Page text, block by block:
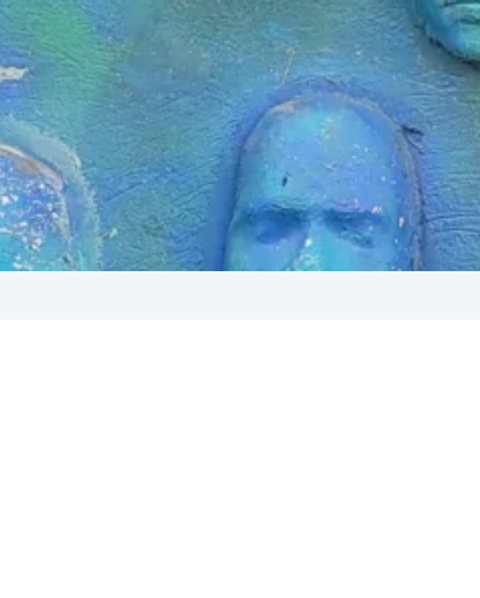
porządek. Konflikty są naturalną częścią
ich przyczyny i umiejętnie nimi zarządzać. Dzięki
Czytaj dalej